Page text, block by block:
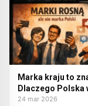
Marka kraju to
Dlaczego Polska
24 mar 2026